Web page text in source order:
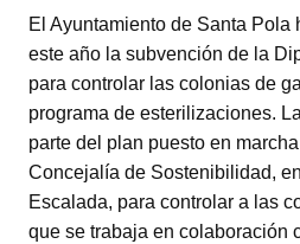
El Ayuntamiento de Santa Pola
este año la subvención de la
para controlar las colonias de
programa de esterilizaciones.
parte del plan puesto en
Concejalía de Sostenibilidad,
Escalada, para controlar a las
que se trabaja en colaboración